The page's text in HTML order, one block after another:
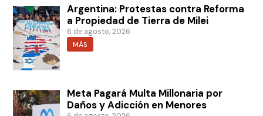
Argentina: Protestas contra Reforma
a Propiedad de Tierra de Milei
6 de agosto, 2026
MÁS
Meta Pagará Multa Millonaria por
Daños y Adicción en Menores